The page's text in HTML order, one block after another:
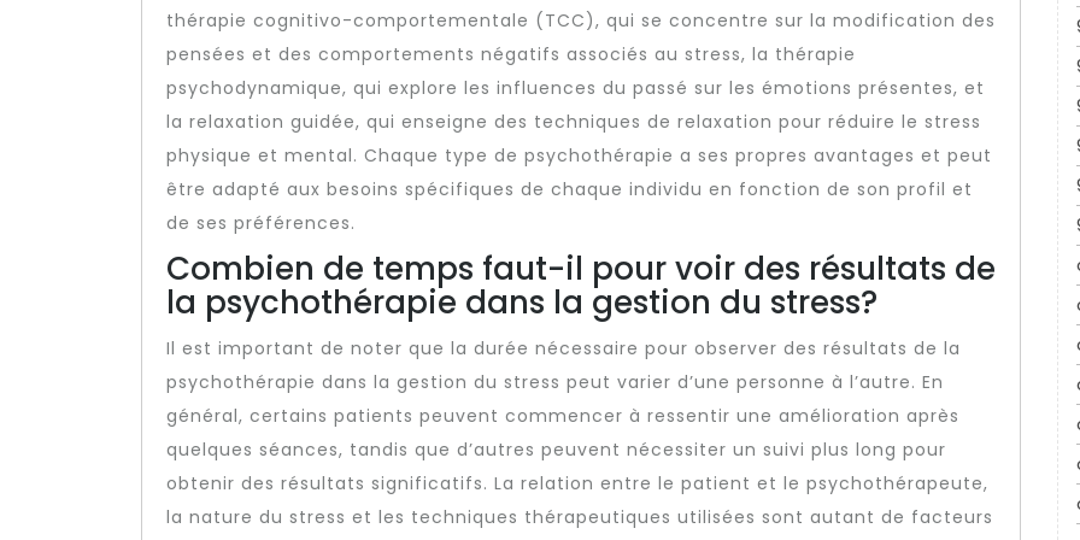
thérapie cognitivo-comportementale (TCC), qui se concentre sur la modification des
pensées et des comportements négatifs associés au stress, la thérapie
psychodynamique, qui explore les influences du passé sur les émotions présentes, et
la relaxation guidée, qui enseigne des techniques de relaxation pour réduire le stress
physique et mental. Chaque type de psychothérapie a ses propres avantages et peut
être adapté aux besoins spécifiques de chaque individu en fonction de son profil et
de ses préférences.
Combien de temps faut-il pour voir des résultats de
la psychothérapie dans la gestion du stress?
Il est important de noter que la durée nécessaire pour observer des résultats de la
psychothérapie dans la gestion du stress peut varier d’une personne à l’autre. En
général, certains patients peuvent commencer à ressentir une amélioration après
quelques séances, tandis que d’autres peuvent nécessiter un suivi plus long pour
obtenir des résultats significatifs. La relation entre le patient et le psychothérapeute,
la nature du stress et les techniques thérapeutiques utilisées sont autant de facteurs